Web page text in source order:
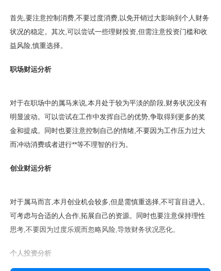
首先,要注意控制消费,不要过度消费,以免开销过大影响到个人财务
状况的稳定。其次,可以尝试一些理财投资,但需注意投资门槛和收
益风险,慎重选择。
职场财运分析
对于在职场中的属马来说,本月处于较为平淡的阶段,财务状况没有
明显波动。可以尝试在工作中发挥自己的优势,争取得到更多的奖
金和提成。同时也要注意控制自己的情绪,不要因为工作压力过大
而冲动消费或者进行**等不理智的行为。
创业财运分析
对于属马而言,本月创业机会较多,但是需慎重选择,不可盲目进入。
可考虑与合适的人合作,拓展自己的资源。同时也要注意保持理性
思考,不要因为过度乐观而忽略风险,导致财务状况恶化。
个人投资分析